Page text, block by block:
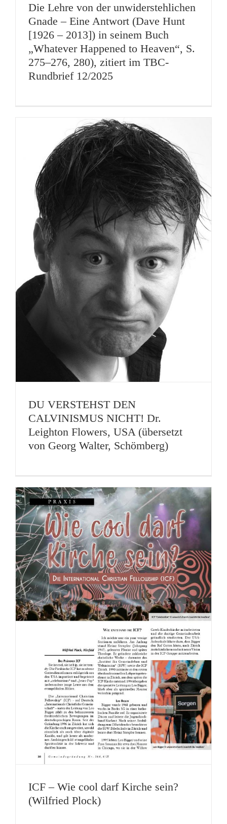
Die Lehre von der unwiderstehlichen
Gnade – Eine Antwort (Dave Hunt
[1926 – 2013]) in seinem Buch
„Whatever Happened to Heaven“, S.
275–276, 280), zitiert im TBC-
Rundbrief 12/2025
DU VERSTEHST DEN
CALVINISMUS NICHT! Dr.
Leighton Flowers, USA (übersetzt
von Georg Walter, Schömberg)
ICF – Wie cool darf Kirche sein?
(Wilfried Plock)